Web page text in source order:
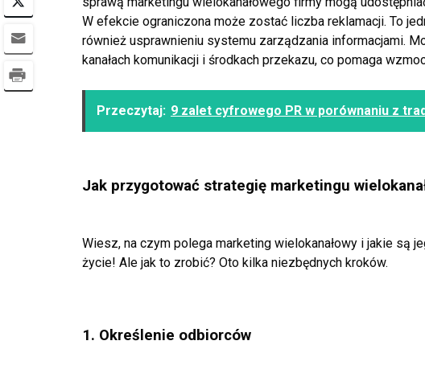
W efekcie ograniczona może zostać liczba reklamacji. To
również usprawnieniu systemu zarządzania informacjami.
kanałach komunikacji i środkach przekazu, co pomaga
Przeczytaj: 9 zalet cyfrowego PR w porównaniu z
Jak przygotować strategię marketingu
Wiesz, na czym polega marketing wielokanałowy i jakie są
życie! Ale jak to zrobić? Oto kilka niezbędnych kroków.
1. Określenie odbiorców